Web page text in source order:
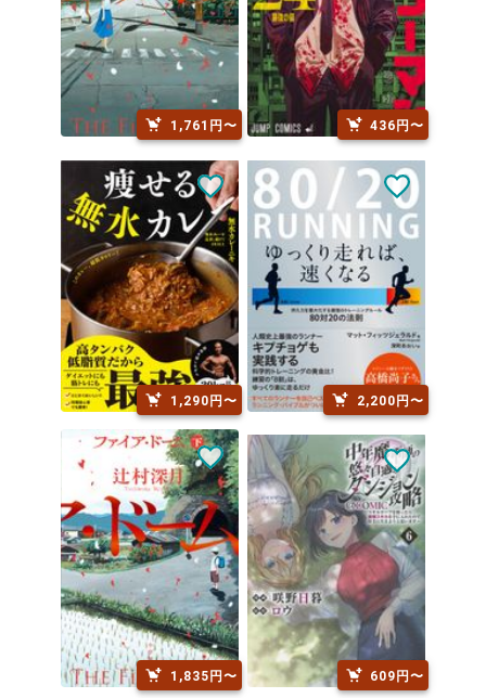
1,761円〜 436円〜
1,290円〜 2,200円〜
1,835円〜 609円〜